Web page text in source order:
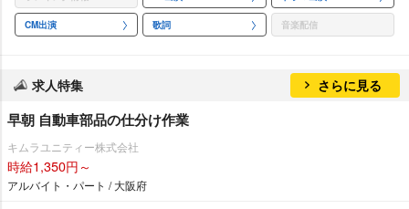
CM出演 歌詞 音楽配信
求人特集 さらに見る
早朝 自動車部品の仕分け作業
キムラユニティー株式会社
時給1,350円～
アルバイト・パート / 大阪府